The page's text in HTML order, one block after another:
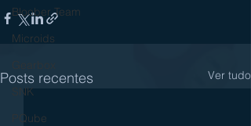
Bloober Team
Microids
Gearbox
SNK
PQube
Posts recentes Ver tudo